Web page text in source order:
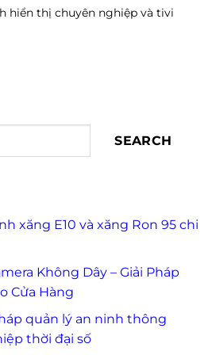
hiển thị chuyên nghiệp và tivi
SEARCH
xăng E10 và xăng Ron 95 chi
Không Dây – Giải Pháp
Cửa Hàng
quản lý an ninh thông
thời đại số